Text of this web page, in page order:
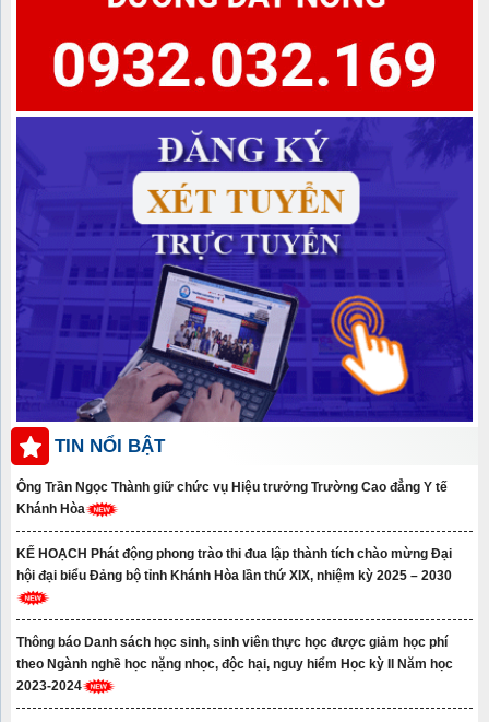
TIN NỔI BẬT
Ông Trần Ngọc Thành giữ chức vụ Hiệu trưởng Trường Cao đẳng Y tế
Khánh Hòa
KẾ HOẠCH Phát động phong trào thi đua lập thành tích chào mừng Đại
hội đại biểu Đảng bộ tỉnh Khánh Hòa lần thứ XIX, nhiệm kỳ 2025 – 2030
Thông báo Danh sách học sinh, sinh viên thực học được giảm học phí
theo Ngành nghề học nặng nhọc, độc hại, nguy hiểm Học kỳ II Năm học
2023-2024